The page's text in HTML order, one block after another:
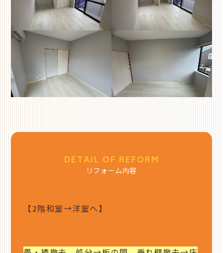
DETAIL OF REFORM
リフォーム内容
【2階和室→洋室へ】